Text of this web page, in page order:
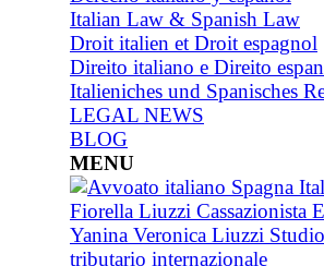
Italian Law & Spanish Law
Droit italien et Droit espagnol
Direito italiano e Direito
Italieniches und Spanisches
LEGAL NEWS
BLOG
MENU